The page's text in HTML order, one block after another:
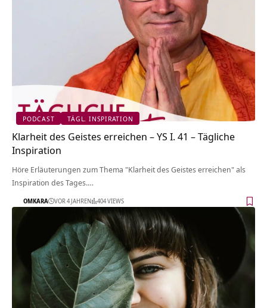
PODCAST TÄGL. INSPIRATION
Klarheit des Geistes erreichen – YS I. 41 – Tägliche
Inspiration
Höre Erläuterungen zum Thema "Klarheit des Geistes erreichen" als
Inspiration des Tages.…
OMKARA VOR 4 JAHREN 404 VIEWS